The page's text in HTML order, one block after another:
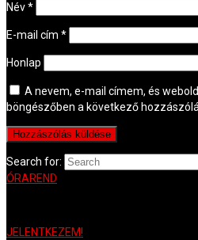
Név*
E-mail cím *
Honlap
A nevem, e-mail címem, és
böngészőben a következő
Search for:
ÓRAREND
JELENTKEZEM!